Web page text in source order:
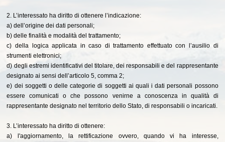
2. L’interessato ha diritto di ottenere l’indicazione:
a) dell’origine dei dati personali;
b) delle finalità e modalità del trattamento;
c) della logica applicata in caso di trattamento effettuato con l’ausilio di
strumenti elettronici;
d) degli estremi identificativi del titolare, dei responsabili e del rappresentante
designato ai sensi dell’articolo 5, comma 2;
e) dei soggetti o delle categorie di soggetti ai quali i dati personali possono
essere comunicati o che possono venirne a conoscenza in qualità di
rappresentante designato nel territorio dello Stato, di responsabili o incaricati.
3. L’interessato ha diritto di ottenere:
a) l'aggiornamento, la rettificazione ovvero, quando vi ha interesse,